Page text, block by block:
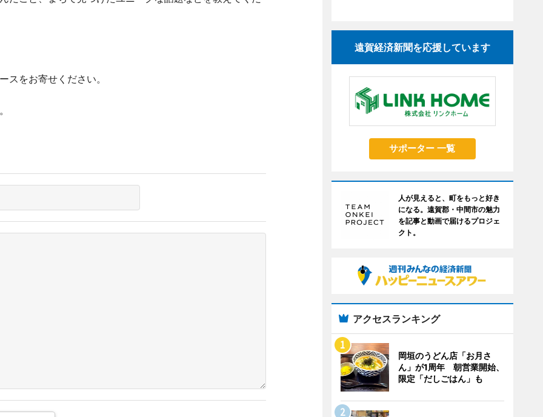
スをお寄せください。
遠賀経済新聞を応援しています
サポーター 一覧
人が見えると、町をもっと好き
になる。遠賀郡・中間市の魅力
を記事と動画で届けるプロジェ
クト。
アクセスランキング
岡垣のうどん店「お月さ
ん」が1周年 朝営業開始、
限定「だしごはん」も